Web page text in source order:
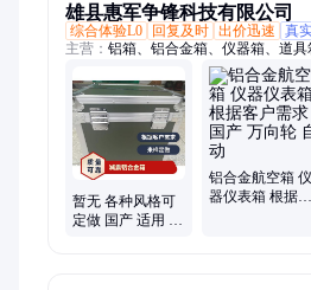
雄县惠军争锋科技有限公司
综合体验L0
回复及时 出价迅速 真
主营： 铝箱、铝合金箱、仪器箱、道
纳箱、航空箱、工具箱、电子仪表箱
材箱、指挥作业箱、侦查作业箱、勘
箱、乐器包装箱、舞台道具箱、服装
设备箱、五金工具箱、铝合金航空箱
暂无 各种风格可
定做 国产 适用 仪
铝合金航空箱 仪
器仪表箱 根据客